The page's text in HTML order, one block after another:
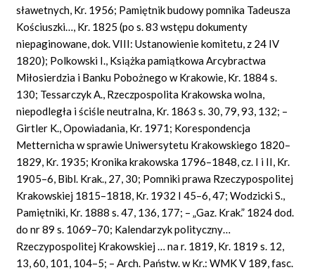
sławetnych, Kr. 1956; Pamiętnik budowy pomnika Tadeusza
Kościuszki…, Kr. 1825 (po s. 83 wstępu dokumenty
niepaginowane, dok. VIII: Ustanowienie komitetu, z 24 IV
1820); Polkowski I., Książka pamiątkowa Arcybractwa
Miłosierdzia i Banku Pobożnego w Krakowie, Kr. 1884 s.
130; Tessarczyk A., Rzeczpospolita Krakowska wolna,
niepodległa i ściśle neutralna, Kr. 1863 s. 30, 79, 93, 132; –
Girtler K., Opowiadania, Kr. 1971; Korespondencja
Metternicha w sprawie Uniwersytetu Krakowskiego 1820–
1829, Kr. 1935; Kronika krakowska 1796–1848, cz. I i II, Kr.
1905–6, Bibl. Krak., 27, 30; Pomniki prawa Rzeczypospolitej
Krakowskiej 1815–1818, Kr. 1932 I 45–6, 47; Wodzicki S.,
Pamiętniki, Kr. 1888 s. 47, 136, 177; – „Gaz. Krak.” 1824 dod.
do nr 89 s. 1069–70; Kalendarzyk polityczny…
Rzeczypospolitej Krakowskiej … na r. 1819, Kr. 1819 s. 12,
13, 60, 101, 104–5; – Arch. Państw. w Kr.: WMK V 189, fasc.